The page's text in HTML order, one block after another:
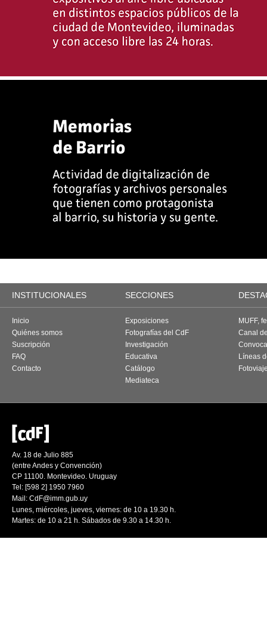
INSTITUCIONALES SECCIONES
Inicio
Quiénes somos
Suscripción
FAQ
Contacto
Exposiciones
Fotografías del CdF
Investigación
Educativa
Catálogo
Mediateca
MUFF,
Canal
Líneas
Av. 18 de Julio 885
(entre Andes y Convención)
CP 11100. Montevideo. Uruguay
Tel: [598 2] 1950 7960
Mail: CdF@imm.gub.uy
Lunes, miércoles, jueves, viernes: de 10 a 19.30 h.
Martes: de 10 a 21 h. Sábados de 9.30 a 14.30 h.